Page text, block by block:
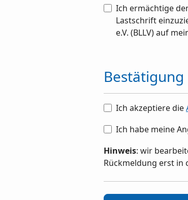
Ich ermächtige
Lastschrift
e.V. (BLLV) auf
Bestätigung
Ich akzeptiere die
Ich habe meine
Hinweis: wir
Rückmeldung erst in